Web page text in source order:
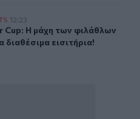
για τα διαθέσιμα
12:23
Cup: Η μάχη των φιλάθλων
Cup: Η μάχη των φιλάθλων
διαθέσιμα εισιτήρια!